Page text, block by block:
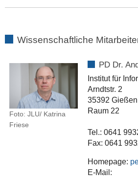
Wissenschaftliche
Foto: JLU/ Katrina
Friese
PD Dr.
Institut für
Arndtstr. 2
35392 Gießen
Raum 22
Tel.: 0641
Fax: 0641
Homepage:
E-Mail: